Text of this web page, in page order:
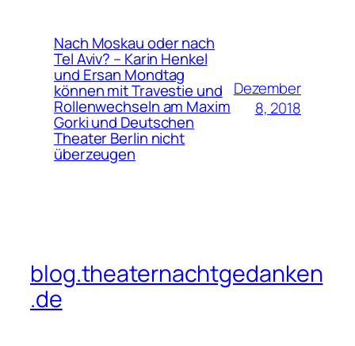
Nach Moskau oder nach
Tel Aviv? – Karin Henkel
und Ersan Mondtag
können mit Travestie und
Rollenwechseln am Maxim
Gorki und Deutschen
Theater Berlin nicht
überzeugen
Dezember
8, 2018
blog.theaternachtgedanken
.de